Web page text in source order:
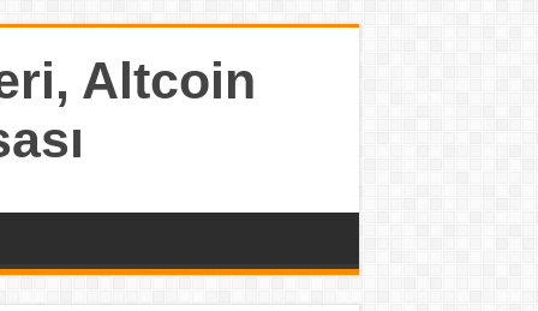
Altcoin